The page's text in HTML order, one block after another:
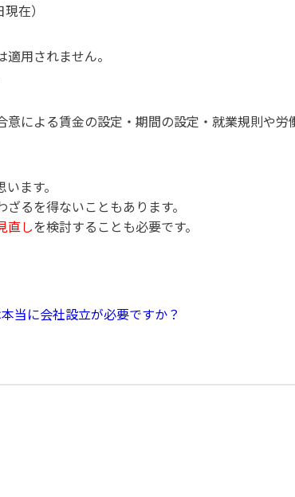
在）
用されません。
による賃金の設定・期間の設定・就業規則や労
ます。
るを得ないこともあります。
直しを検討することも必要です。
当に会社設立が必要ですか？